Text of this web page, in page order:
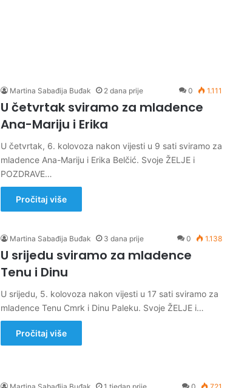
Martina Sabađija Buđak 2 dana prije 0 1.111
U četvrtak sviramo za mladence
Ana-Mariju i Erika
U četvrtak, 6. kolovoza nakon vijesti u 9 sati sviramo za
mladence Ana-Mariju i Erika Belčić. Svoje ŽELJE i
POZDRAVE…
Pročitaj više
Martina Sabađija Buđak 3 dana prije 0 1.138
U srijedu sviramo za mladence
Tenu i Dinu
U srijedu, 5. kolovoza nakon vijesti u 17 sati sviramo za
mladence Tenu Cmrk i Dinu Paleku. Svoje ŽELJE i…
Pročitaj više